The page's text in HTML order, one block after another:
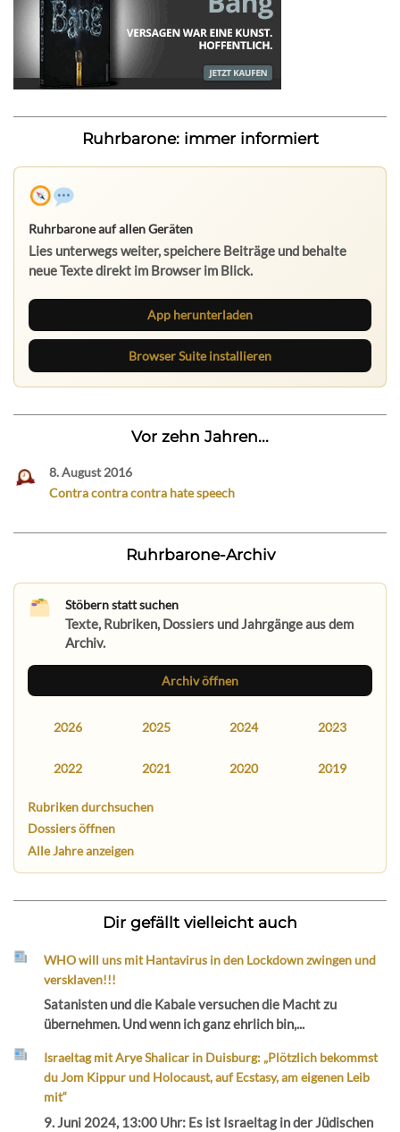
Ruhrbarone: immer informiert
Ruhrbarone auf allen Geräten
Lies unterwegs weiter, speichere Beiträge und behalte
neue Texte direkt im Browser im Blick.
App herunterladen
Browser Suite installieren
Vor zehn Jahren...
8. August 2016
Contra contra contra hate speech
Ruhrbarone-Archiv
Stöbern statt suchen
Texte, Rubriken, Dossiers und Jahrgänge aus dem
Archiv.
Archiv öffnen
2026 2025 2024 2023
2022 2021 2020 2019
Rubriken durchsuchen
Dossiers öffnen
Alle Jahre anzeigen
Dir gefällt vielleicht auch
WHO will uns mit Hantavirus in den Lockdown zwingen und
versklaven!!!
Satanisten und die Kabale versuchen die Macht zu
übernehmen. Und wenn ich ganz ehrlich bin,...
Israeltag mit Arye Shalicar in Duisburg: „Plötzlich bekommst
du Jom Kippur und Holocaust, auf Ecstasy, am eigenen Leib
mit“
9. Juni 2024, 13:00 Uhr: Es ist Israeltag in der Jüdischen